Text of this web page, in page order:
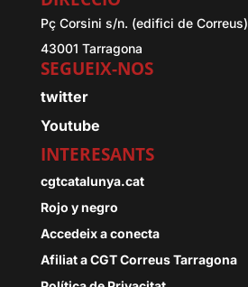
Pç Corsini s/n. (edifici de Correus)
43001 Tarragona
SEGUEIX-NOS
twitter
Youtube
INTERESANTS
cgtcatalunya.cat
Rojo y negro
Accedeix a conecta
Afiliat a CGT Correus Tarragona